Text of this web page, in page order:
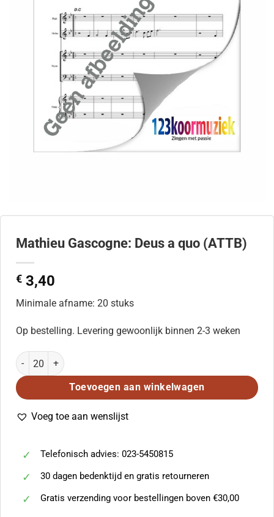
Mathieu Gascogne: Deus a quo (ATTB)
€ 3,40
Minimale afname: 20 stuks
Op bestelling. Levering gewoonlijk binnen 2-3 weken
Mathieu Gascogne: Deus a quo (ATTB) aantal
Toevoegen aan winkelwagen
Voeg toe aan wenslijst
Telefonisch advies: 023-5450815
30 dagen bedenktijd en gratis retourneren
Gratis verzending voor bestellingen boven €30,00